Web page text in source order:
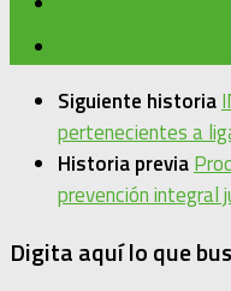
Siguiente historia
pertenecientes a
Historia previa
prevención integral
Digita aquí lo que